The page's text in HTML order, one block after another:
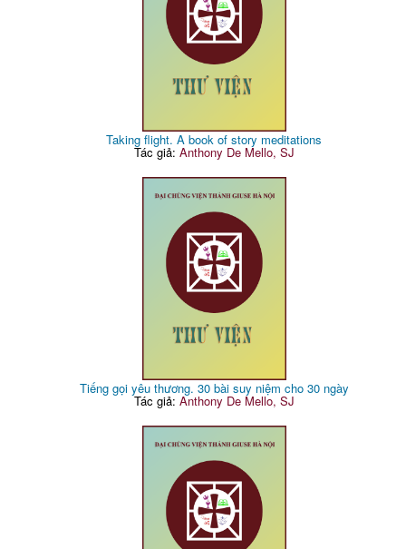
Taking flight. A book of story meditations
Tác giả: Anthony De Mello, SJ
Tiếng gọi yêu thương. 30 bài suy niệm cho 30 ngày
Tác giả: Anthony De Mello, SJ